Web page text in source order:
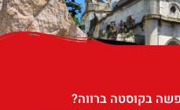
בקוסטה ברווה?